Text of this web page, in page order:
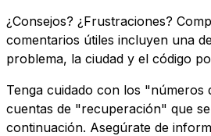
¿Consejos? ¿Frustraciones?
comentarios útiles incluyen una
problema, la ciudad y el código
Tenga cuidado con los "números
cuentas de "recuperación" que
continuación. Asegúrate de